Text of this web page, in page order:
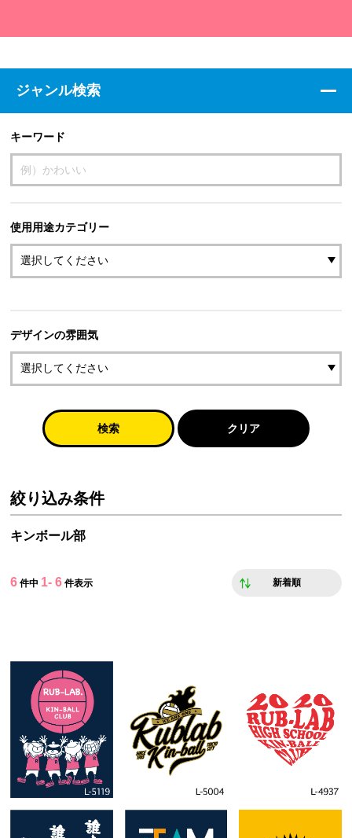
ジャンル検索
キーワード
使用用途カテゴリー
デザインの雰囲気
検索 クリア
絞り込み条件
キンボール部
6 件中 1- 6 件表示 新着順